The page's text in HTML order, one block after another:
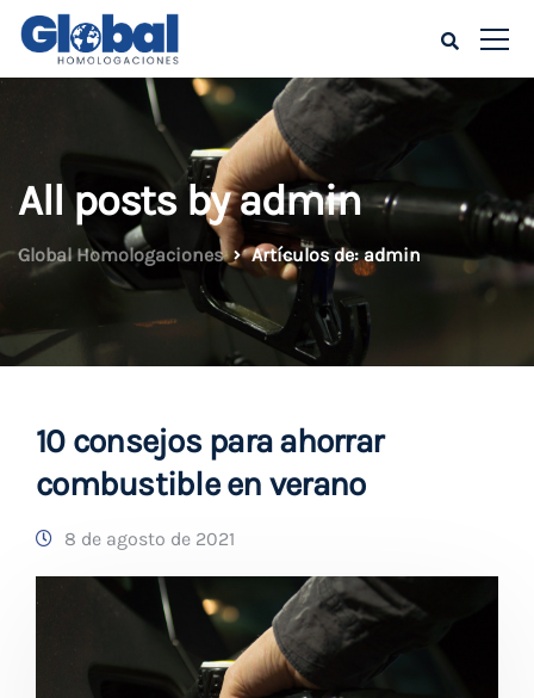
All posts by admin
Global Homologaciones Artículos de: admin
10 consejos para ahorrar
combustible en verano
8 de agosto de 2021